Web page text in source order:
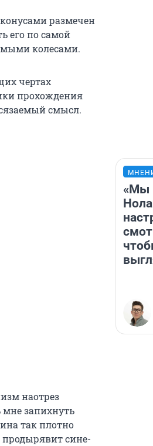
размечен
его по самой
колесами.
чертах
прохождения
смысл.
наотрез
запихнуть
так плотно
продырявит сине-
«Мы